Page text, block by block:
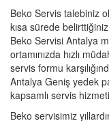
Beko Servis talebiniz
kısa sürede
Beko Servisi Antalya
ortamınızda hızlı
servis formu
Antalya Geniş yedek
kapsamlı servis
Beko servisimiz